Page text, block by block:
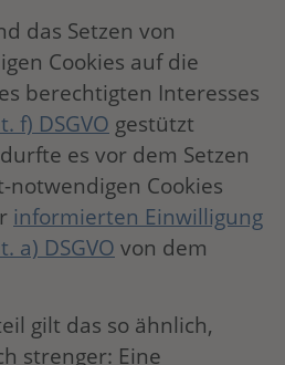
das Setzen von
Cookies auf die
berechtigten Interesses
f) DSGVO gestützt
es vor dem Setzen
Cookies
informierten Einwilligung
a) DSGVO von dem
gilt das so ähnlich,
strenger: Eine